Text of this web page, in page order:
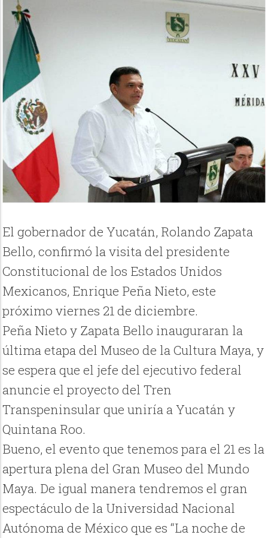
El gobernador de Yucatán, Rolando Zapata
Bello, confirmó la visita del presidente
Constitucional de los Estados Unidos
Mexicanos, Enrique Peña Nieto, este
próximo viernes 21 de diciembre.
Peña Nieto y Zapata Bello inauguraran la
última etapa del Museo de la Cultura Maya, y
se espera que el jefe del ejecutivo federal
anuncie el proyecto del Tren
Transpeninsular que uniría a Yucatán y
Quintana Roo.
Bueno, el evento que tenemos para el 21 es la
apertura plena del Gran Museo del Mundo
Maya. De igual manera tendremos el gran
espectáculo de la Universidad Nacional
Autónoma de México que es “La noche de